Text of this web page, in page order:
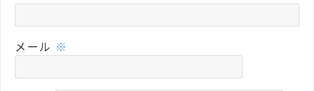
メール ※